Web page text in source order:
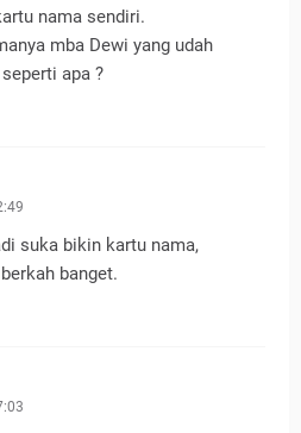
nama sendiri.
mba Dewi yang udah
apa ?
suka bikin kartu nama,
banget.